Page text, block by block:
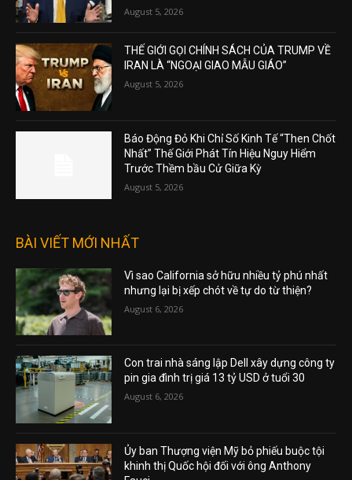
August 5, 2026
THẾ GIỚI GỌI CHÍNH SÁCH CỦA TRUMP VỀ
IRAN LÀ “NGOẠI GIAO MẪU GIÁO”
August 5, 2026
Báo Động Đỏ Khi Chỉ Số Kinh Tế “Then Chốt
Nhất” Thế Giới Phát Tín Hiệu Nguy Hiểm
Trước Thềm bầu Cử Giữa Kỳ
August 5, 2026
BÀI VIẾT MỚI NHẤT
Vì sao California sở hữu nhiều tỷ phú nhất
nhưng lại bị xếp chót về tự do từ thiện?
August 6, 2026
Con trai nhà sáng lập Dell xây dựng công ty
pin gia đình trị giá 13 tỷ USD ở tuổi 30
August 6, 2026
Ủy ban Thượng viện Mỹ bỏ phiếu buộc tội
khinh thị Quốc hội đối với ông Anthony